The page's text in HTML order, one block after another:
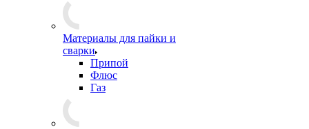
Материалы для пайки и
сварки
Припой
Флюс
Газ